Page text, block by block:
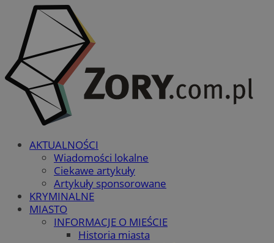
AKTUALNOŚCI
Wiadomości lokalne
Ciekawe artykuły
Artykuły sponsorowane
KRYMINALNE
MIASTO
INFORMACJE O MIEŚCIE
Historia miasta